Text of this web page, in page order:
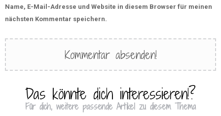
Name, E-Mail-Adresse und Website in diesem Browser für meinen
nächsten Kommentar speichern.
Das könnte dich interessieren!?
Für dich, weitere passende Artikel zu diesem Thema